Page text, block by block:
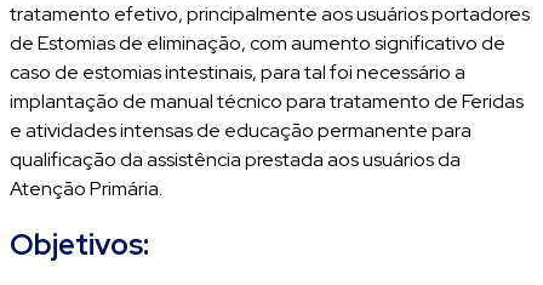
tratamento efetivo, principalmente aos usuários portadores
de Estomias de eliminação, com aumento significativo de
caso de estomias intestinais, para tal foi necessário a
implantação de manual técnico para tratamento de Feridas
e atividades intensas de educação permanente para
qualificação da assistência prestada aos usuários da
Atenção Primária.
Objetivos: